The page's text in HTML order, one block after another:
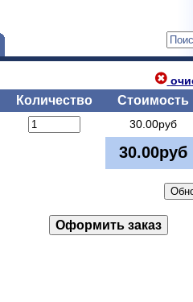
Количество Стоимость
30.00руб
30.00руб